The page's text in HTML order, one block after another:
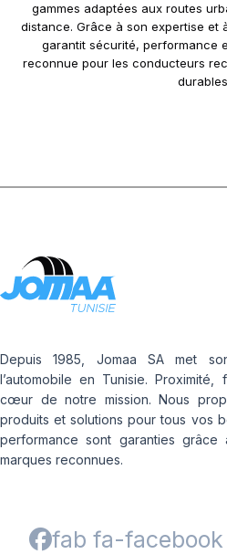
gammes adaptées aux routes
distance. Grâce à son expertise et
garantit sécurité, performance
reconnue pour les conducteurs
Depuis 1985, Jomaa SA met
l’automobile en Tunisie.
cœur de notre mission. Nous
produits et solutions pour tous vos
performance sont garanties
marques reconnues.
fab fa-facebook